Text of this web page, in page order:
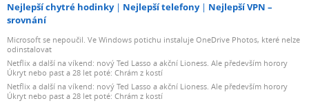
Nejlepší chytré hodinky Nejlepší telefony
Nejlepší VPN –
srovnání
Microsoft se nepoučil. Ve Windows potichu instaluje OneDrive Photos, které nelze
odinstalovat
Netflix a další na víkend: nový Ted Lasso a akční Lioness. Ale především horory
Úkryt nebo past a 28 let poté: Chrám z kostí
Netflix a další na víkend: nový Ted Lasso a akční Lioness. Ale především horory
Úkryt nebo past a 28 let poté: Chrám z kostí